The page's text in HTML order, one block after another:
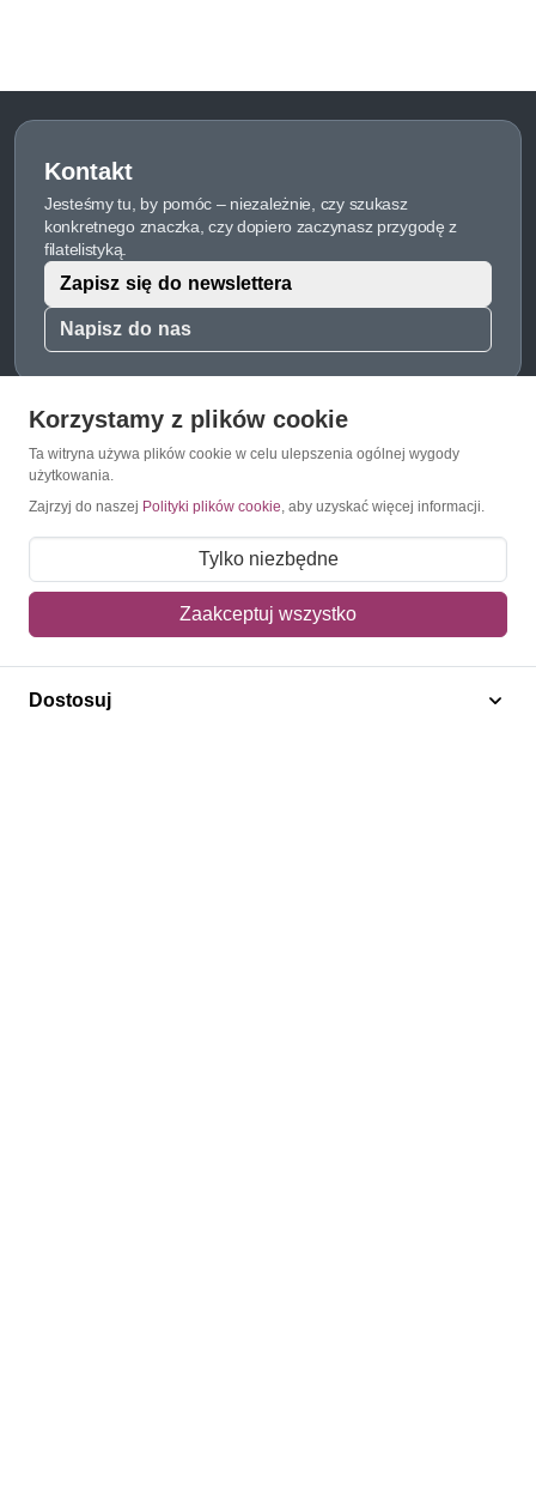
Kontakt
Jesteśmy tu, by pomóc – niezależnie, czy szukasz
konkretnego znaczka, czy dopiero zaczynasz przygodę z
filatelistyką.
Napisz do nas
Zapisz się do newslettera
O Znaczkopol.pl
O nas
Regulamin
Polityka prywatności
Korzystamy z plików cookie
Ta witryna używa plików cookie w celu ulepszenia ogólnej wygody
użytkowania.
Zajrzyj do naszej Polityki plików cookie, aby uzyskać więcej informacji.
Tylko niezbędne
Zaakceptuj wszystko
Dostosuj